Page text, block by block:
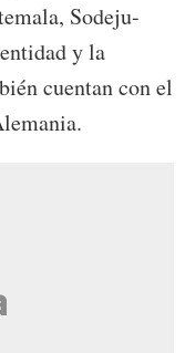
Sodeju-
y la
cuentan con el